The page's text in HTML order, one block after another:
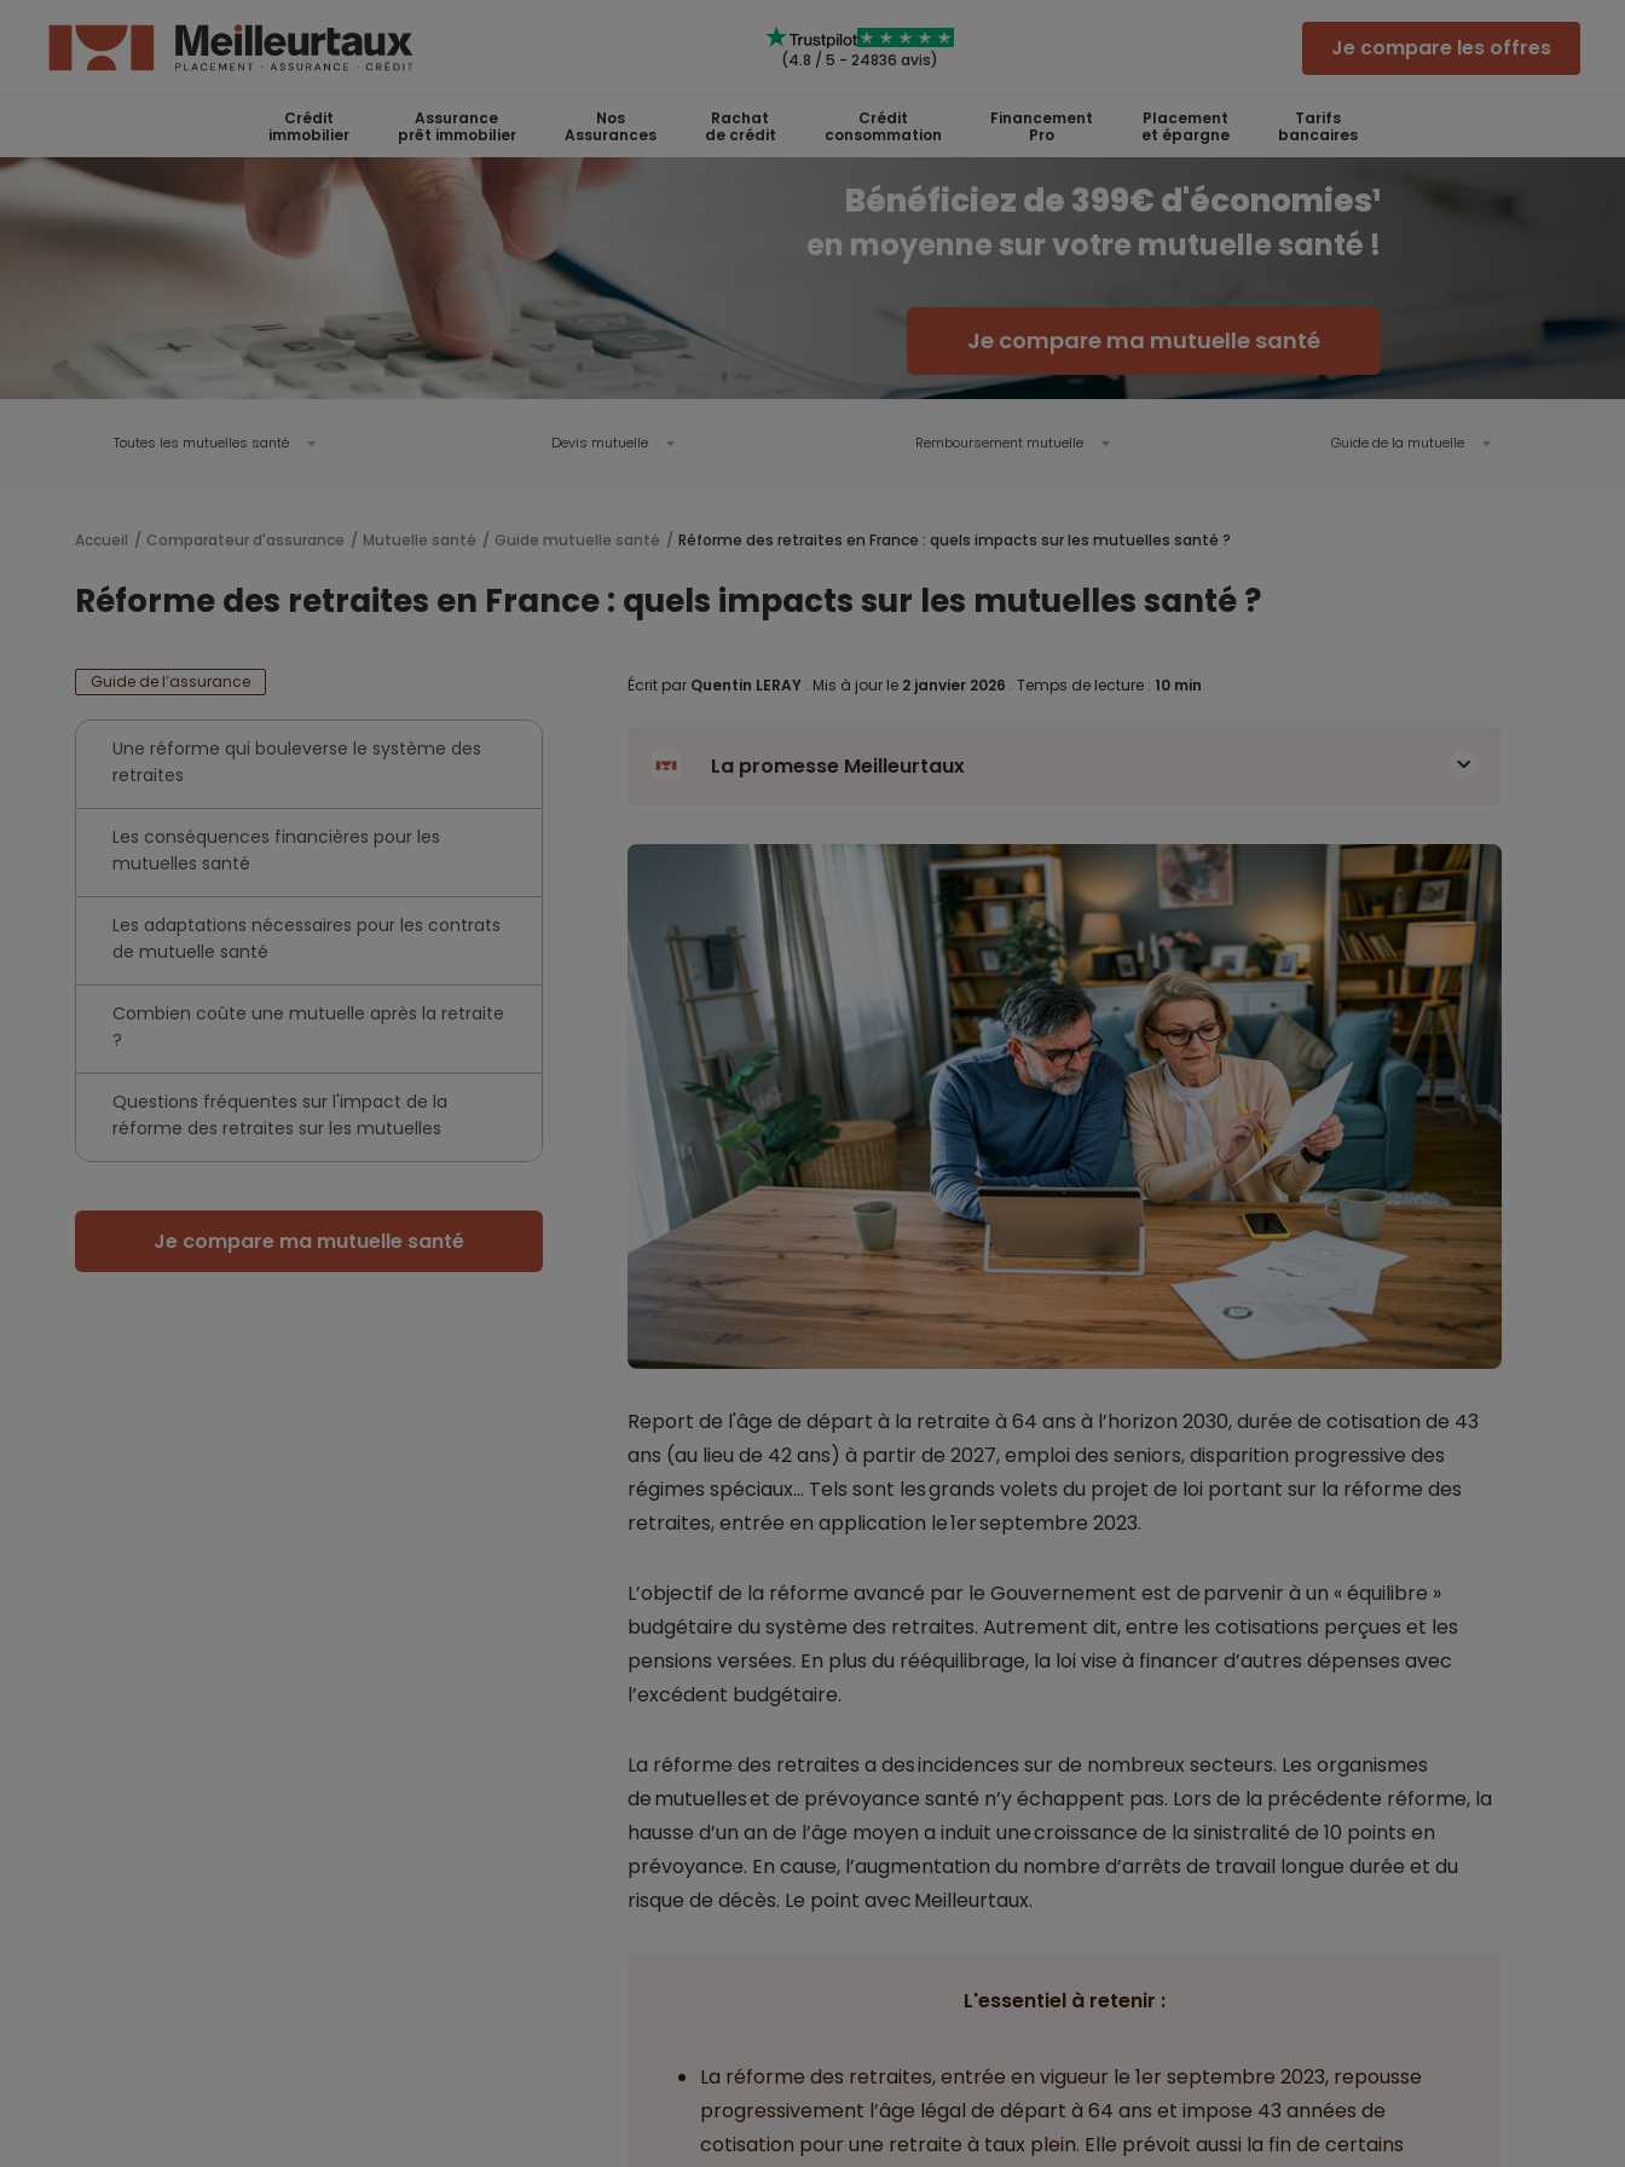
(4.8 / 5 - 24836 avis) Je compare les offres
Crédit
immobilier
Assurance
prêt immobilier
Nos
Assurances
Rachat
de crédit
Crédit
consommation
Financement
Pro
Placement
et épargne
Tarifs
bancaires
Bénéficiez de 399€ d'économies¹
en moyenne sur votre mutuelle santé !
Je compare ma mutuelle santé
Toutes les mutuelles santé Devis mutuelle Remboursement mutuelle Guide de la mutuelle
Accueil Comparateur d'assurance Mutuelle santé Guide mutuelle santé Réforme des retraites en France : quels impacts sur les mutuelles santé ?
Réforme des retraites en France : quels impacts sur les mutuelles santé ?
Guide de l’assurance
Une réforme qui bouleverse le système des
retraites
Les conséquences financières pour les
mutuelles santé
Les adaptations nécessaires pour les contrats
de mutuelle santé
Combien coûte une mutuelle après la retraite
?
Questions fréquentes sur l'impact de la
réforme des retraites sur les mutuelles
Je compare ma mutuelle santé
Écrit par Quentin LERAY . Mis à jour le 2 janvier 2026 . Temps de lecture : 10 min
La promesse Meilleurtaux
Report de l'âge de départ à la retraite à 64 ans à l’horizon 2030, durée de cotisation de 43
ans (au lieu de 42 ans) à partir de 2027, emploi des seniors, disparition progressive des
régimes spéciaux… Tels sont les grands volets du projet de loi portant sur la réforme des
retraites, entrée en application le 1er septembre 2023.
L’objectif de la réforme avancé par le Gouvernement est de parvenir à un « équilibre »
budgétaire du système des retraites. Autrement dit, entre les cotisations perçues et les
pensions versées. En plus du rééquilibrage, la loi vise à financer d’autres dépenses avec
l’excédent budgétaire.
La réforme des retraites a des incidences sur de nombreux secteurs. Les organismes
de mutuelles et de prévoyance santé n’y échappent pas. Lors de la précédente réforme, la
hausse d’un an de l’âge moyen a induit une croissance de la sinistralité de 10 points en
prévoyance. En cause, l’augmentation du nombre d’arrêts de travail longue durée et du
risque de décès. Le point avec Meilleurtaux.
L'essentiel à retenir :
La réforme des retraites, entrée en vigueur le 1er septembre 2023, repousse
progressivement l’âge légal de départ à 64 ans et impose 43 années de
cotisation pour une retraite à taux plein. Elle prévoit aussi la fin de certains